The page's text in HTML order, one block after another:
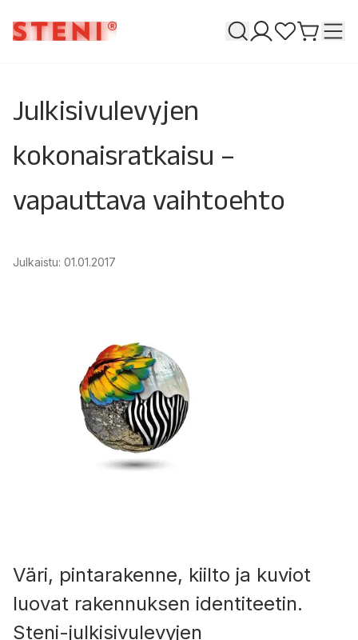
Haku
Omat sivuni
Suosikkeja
Siirry
Julkisivulevyjen
kokonaisratkaisu –
vapauttava vaihtoehto
Julkaistu: 01.01.2017
Väri, pintarakenne, kiilto ja kuviot
luovat rakennuksen identiteetin.
Steni-julkisivulevyjen